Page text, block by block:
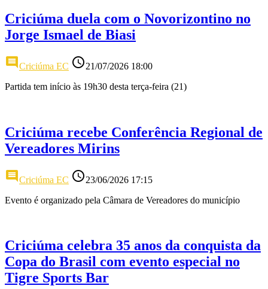
Criciúma duela com o Novorizontino no
Jorge Ismael de Biasi
commentCriciúma EC access_time21/07/2026 18:00
Partida tem início às 19h30 desta terça-feira (21)
Criciúma recebe Conferência Regional de
Vereadores Mirins
commentCriciúma EC access_time23/06/2026 17:15
Evento é organizado pela Câmara de Vereadores do município
Criciúma celebra 35 anos da conquista da
Copa do Brasil com evento especial no
Tigre Sports Bar